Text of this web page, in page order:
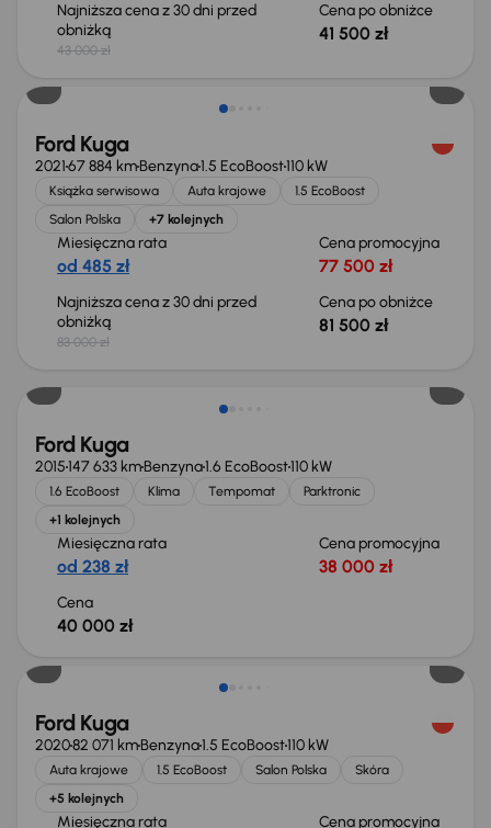
Najniższa cena z 30 dni przed
obniżką
43 000 zł
Cena po obniżce
41 500 zł
Taniej o 1 500 zł
Ford Kuga
202167 884 kmBenzyna1.5 EcoBoost110 kW
Książka serwisowa Auta krajowe
1.5 EcoBoost
Salon Polska
+7 kolejnych
Miesięczna rata
od 485 zł
Cena promocyjna
77 500 zł
Najniższa cena z 30 dni przed
obniżką
83 000 zł
Cena po obniżce
81 500 zł
Ford Kuga
2015147 633 kmBenzyna1.6 EcoBoost110 kW
1.6 EcoBoost Klima Tempomat
Parktronic
+1 kolejnych
Miesięczna rata
od 238 zł
Cena promocyjna
38 000 zł
Cena
40 000 zł
Ford Kuga
202082 071 kmBenzyna1.5 EcoBoost110 kW
Auta krajowe 1.5 EcoBoost Salon Polska
Skóra
+5 kolejnych
Miesięczna rata Cena promocyjna